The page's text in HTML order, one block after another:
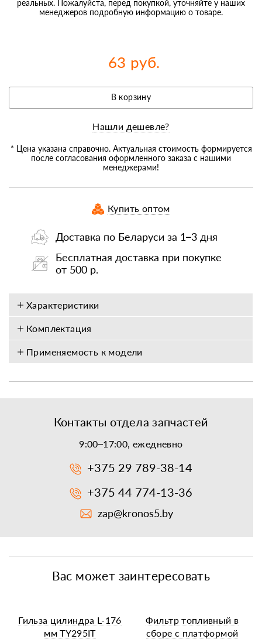
реальных. Пожалуйста, перед покупкой, уточняйте у наших
менеджеров подробную информацию о товаре.
63 руб.
В корзину
Нашли дешевле?
* Цена указана справочно. Актуальная стоимость формируется
после согласования оформленного заказа с нашими
менеджерами!
Купить оптом
Доставка по Беларуси за 1–3 дня
Бесплатная доставка при покупке
от 500 р.
Характеристики
Комплектация
Применяемость к модели
Контакты отдела запчастей
9:00–17:00, ежедневно
+375 29 789-38-14
+375 44 774-13-36
zap@kronos5.by
Вас может заинтересовать
Гильза цилиндра L-176
мм TY295IT
Фильтр топливный в
сборе с платформой